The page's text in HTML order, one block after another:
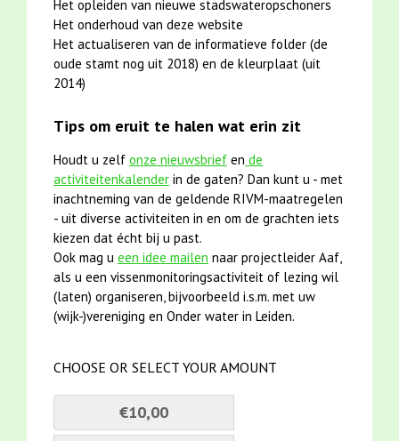
Het opleiden van nieuwe stadswateropschoners
Het onderhoud van deze website
Het actualiseren van de informatieve folder (de
oude stamt nog uit 2018) en de kleurplaat (uit
2014)
Tips om eruit te halen wat erin zit
Houdt u zelf onze nieuwsbrief en de
activiteitenkalender in de gaten? Dan kunt u - met
inachtneming van de geldende RIVM-maatregelen
- uit diverse activiteiten in en om de grachten iets
kiezen dat écht bij u past.
Ook mag u een idee mailen naar projectleider Aaf,
als u een vissenmonitoringsactiviteit of lezing wil
(laten) organiseren, bijvoorbeeld i.s.m. met uw
(wijk-)vereniging en Onder water in Leiden.
CHOOSE OR SELECT YOUR AMOUNT
€10,00